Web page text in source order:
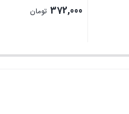
372,000 تومان